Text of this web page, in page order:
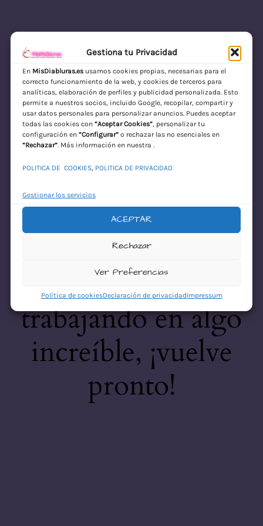
Gestiona tu Privacidad
En MisDiabluras.esusamos cookies propias, necesarias para el
correcto funcionamiento de la web, y cookies de terceros para
analíticas, elaboración de perfiles y publicidad personalizada. Esto
permite a nuestros socios, incluido Google, recopilar, compartir y
usar datos personales para personalizar anuncios. Puedes aceptar
todas las cookies con “Aceptar Cookies”, personalizar tu
configuración en “Configurar”o rechazar las no esenciales en
“Rechazar”. Más información en nuestra .
POLITICA DE COOKIES, POLITICA DE PRIVACIDAD
Gestionar los servicios
ACEPTAR
Rechazar
Ver Preferencias
Política de cookiesDeclaración de privacidadImpressum
MisDiabluras | Sexshop Online con Envío
Discreto en España
Acceder
¡Disculpa este
desastre! Estamos
trabajando en algo
increíble, ¡vuelve
pronto!